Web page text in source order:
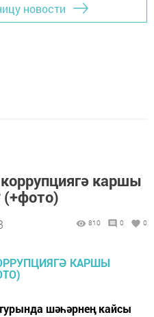
новости
каршы
(+фото)
810 0 0
шәһәрнең кайсы